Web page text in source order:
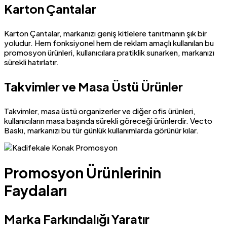
Karton Çantalar
Karton Çantalar, markanızı geniş kitlelere tanıtmanın şık bir
yoludur. Hem fonksiyonel hem de reklam amaçlı kullanılan bu
promosyon ürünleri, kullanıcılara pratiklik sunarken, markanızı
sürekli hatırlatır.
Takvimler ve Masa Üstü Ürünler
Takvimler, masa üstü organizerler ve diğer ofis ürünleri,
kullanıcıların masa başında sürekli göreceği ürünlerdir. Vecto
Baskı, markanızı bu tür günlük kullanımlarda görünür kılar.
Promosyon Ürünlerinin
Faydaları
Marka Farkındalığı Yaratır